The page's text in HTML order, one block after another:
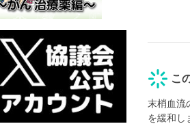
こ
末梢血流
を緩和し